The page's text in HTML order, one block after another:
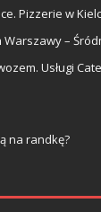
Pizzerie w
–
Usługi
na randkę?